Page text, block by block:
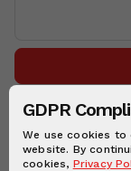
GDPR
We use cookies to
website. By
cookies, Privacy